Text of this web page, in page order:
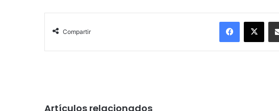
Compartir
Facebook
X
Artículos relacionados